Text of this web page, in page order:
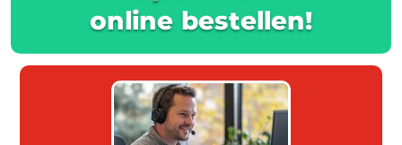
online bestellen!